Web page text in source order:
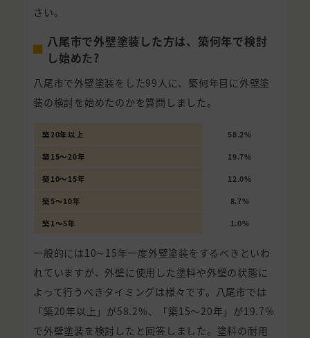
さい。
八尾市で外壁塗装した方は、築何年で検討
し始めた?
八尾市で外壁塗装をした99人に、築何年目に外壁塗
装の検討を始めたのかを質問しました。
築20年以上 58.2%
築15〜20年 19.7%
築10〜15年 12.0%
築5〜10年 8.7%
築1〜5年 1.0%
一般的には10∼15年一度外壁塗装をするべきといわ
れていますが、外壁に使用した塗料や外壁の状態に
よって行うべきタイミングは様々です。八尾市では
「築20年以上」が58.2%、「築15〜20年」が19.7%
で外壁塗装を検討したと回答しました。塗料の耐用